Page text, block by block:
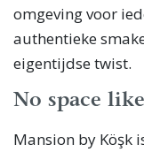
omgeving voor
authentieke
eigentijdse twist.
No space
Mansion by Köşk